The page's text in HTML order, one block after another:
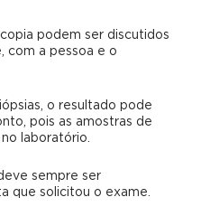
podem ser discutidos
com a pessoa e o
o resultado pode
pois as amostras de
laboratório.
sempre ser
que solicitou o exame.